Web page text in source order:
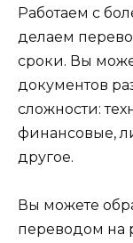
Работаем с
делаем
сроки. Вы
документов
сложности:
финансовые,
другое.
Вы можете
переводом на